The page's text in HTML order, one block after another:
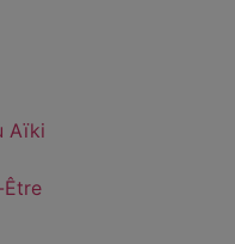
Aïki
Être